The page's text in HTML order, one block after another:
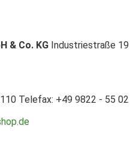
& Co. KG Industriestraße 19
Telefax: +49 9822 - 55 02